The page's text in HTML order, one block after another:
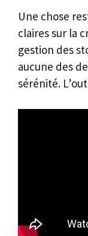
Une chose
claires sur la
gestion des
aucune des
sérénité.